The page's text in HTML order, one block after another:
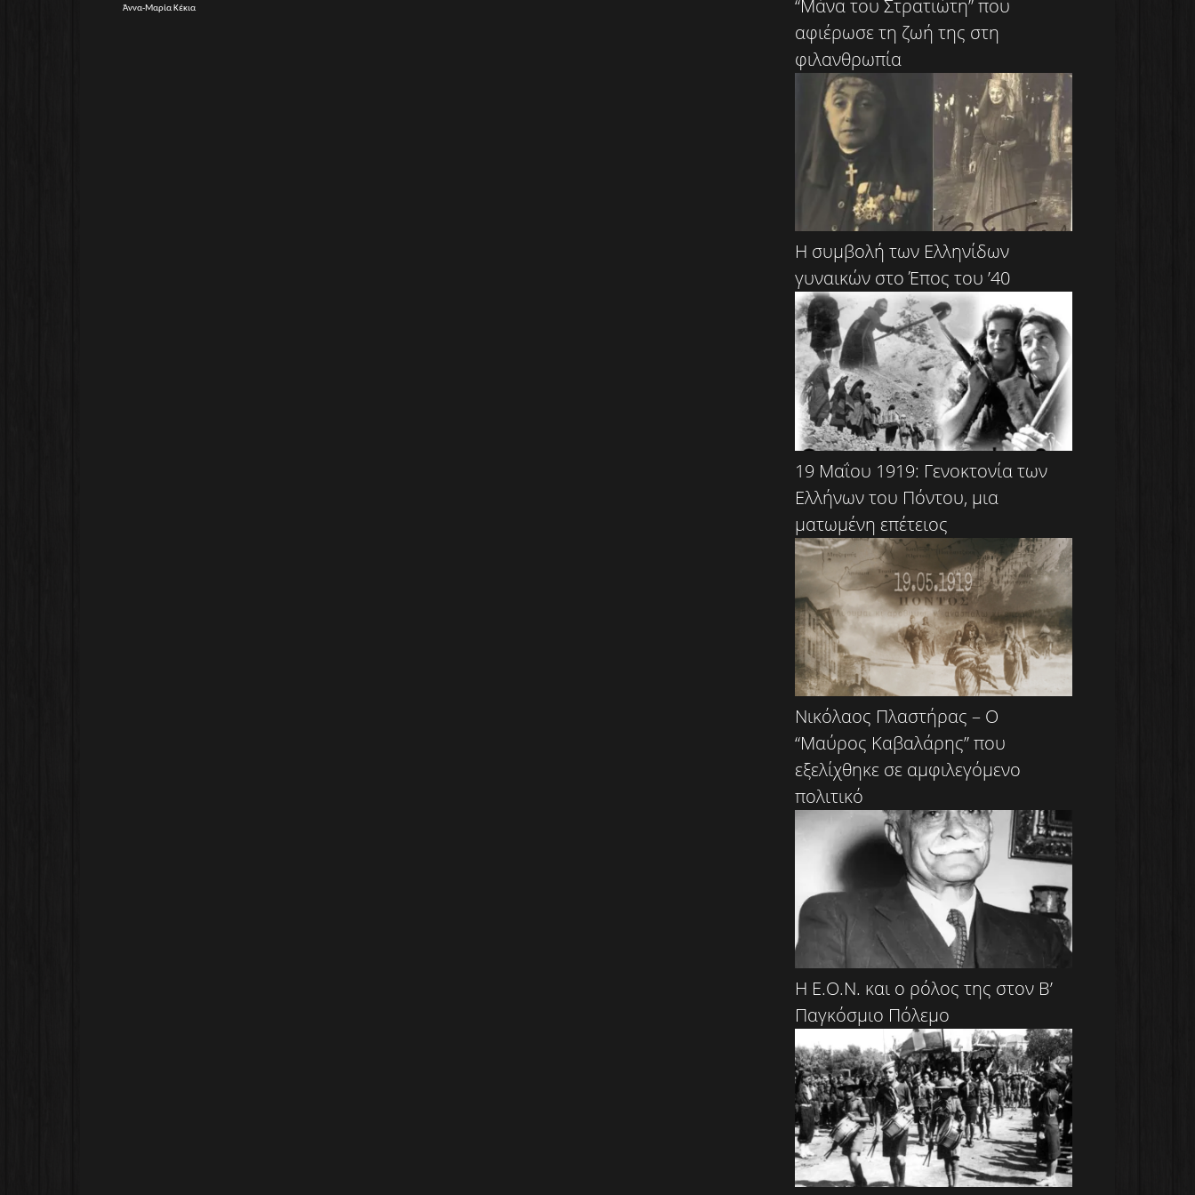
Άννα-Μαρία Κέκια
“Μάνα του Στρατιώτη” που
αφιέρωσε τη ζωή της στη
φιλανθρωπία
Η συμβολή των Ελληνίδων
γυναικών στο Έπος του ’40
19 Μαΐου 1919: Γενοκτονία των
Ελλήνων του Πόντου, μια
ματωμένη επέτειος
Νικόλαος Πλαστήρας – Ο
“Μαύρος Καβαλάρης” που
εξελίχθηκε σε αμφιλεγόμενο
πολιτικό
Η Ε.Ο.Ν. και ο ρόλος της στον Β’
Παγκόσμιο Πόλεμο